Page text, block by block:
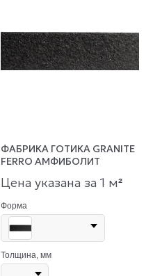
ФАБРИКА ГОТИКА GRANITE
FERRO АМФИБОЛИТ
Цена указана за 1 м²
Форма
Толщина, мм